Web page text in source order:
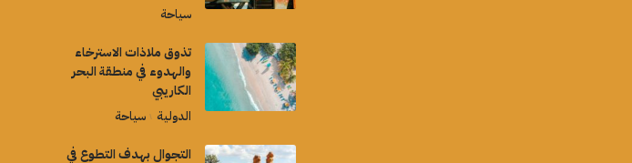
سياحة
تذوق ملاذات الاسترخاء
والهدوء في منطقة البحر
الكاريبي
الدولية سياحة
التجوال بهدف التطوع في